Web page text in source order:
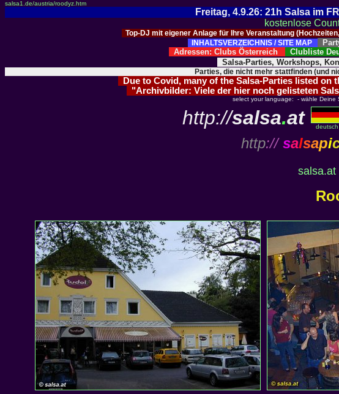
salsa1.de/austria/roodyz.htm
Freitag, 4.9.26: 21h Salsa im
kostenlose
Top-DJ mit eigener Anlage für Ihre Veranstaltung
INHALTSVERZEICHNIS / SITE MAP
Adressen: Clubs Österreich Clubliste
Salsa-Parties, Workshops,
Parties, die nicht mehr stattfinden (und
Due to Covid, many of the Salsa-Parties listed
"Archivbilder: Viele der hier noch gelisteten
select your language: - wähle
http://salsa.at deutsch
http:// salsapi
salsa.at